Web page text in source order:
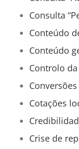
Consulta
Conteúdo
Conteúdo
Controlo
Cotações
Crise de